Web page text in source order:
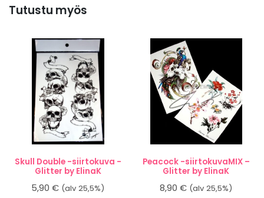
Tutustu myös
Skull Double -siirtokuva -
Glitter by ElinaK
5,90€ (alv 25,5%)
Peacock -siirtokuvaMIX –
Glitter by ElinaK
8,90€ (alv 25,5%)